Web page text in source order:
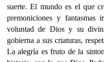
suerte. El mundo es el que
premoniciones y fantasmas
voluntad de Dios y su
gobierna a sus criaturas,
La alegría es fruto de la